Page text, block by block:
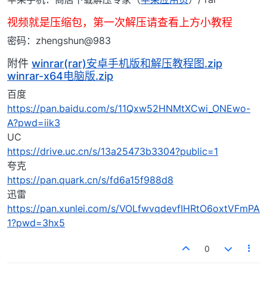
视频就是压缩包，第一次解压请查看上方小教程
密码：zhengshun@983
附件 winrar(rar)安卓手机版和解压教程图.zip
winrar-x64电脑版.zip
百度
https://pan.baidu.com/s/11Qxw52HNMtXCwi_ONEwo-
A?pwd=iik3
UC
https://drive.uc.cn/s/13a25473b3304?public=1
夸克
https://pan.quark.cn/s/fd6a15f988d8
迅雷
https://pan.xunlei.com/s/VOLfwvqdevfIHRtO6oxtVFmPA
1?pwd=3hx5
0